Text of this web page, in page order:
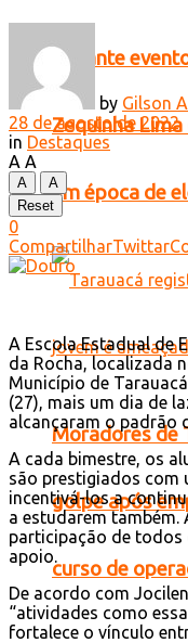
Durante
Zequinha Lima
em época de
Moradores de
golpe após
curso de
by Gilson
28 de agosto de 2022
in Destaques
A A
A
A
Reset
0
CompartilharTwittar
A Escola Estadual de
da Rocha, localizada
Município de
(27), mais um dia de
alcançaram o padrão
A cada bimestre, os
são prestigiados com
incentivá-los a
a estudarem
participação de todos
apoio.
De acordo com
“atividades como
fortalece o vínculo